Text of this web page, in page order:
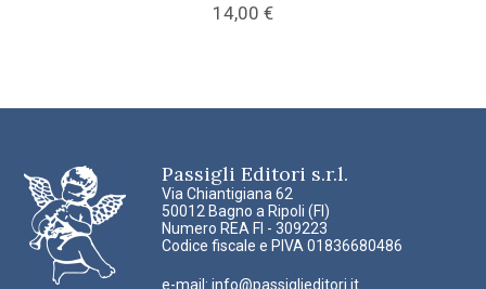
14,00 €
Passigli Editori s.r.l.
Via Chiantigiana 62
50012 Bagno a Ripoli (FI)
Numero REA FI - 309223
Codice fiscale e PIVA 01836680486
e-mail: info@passiglieditori.it